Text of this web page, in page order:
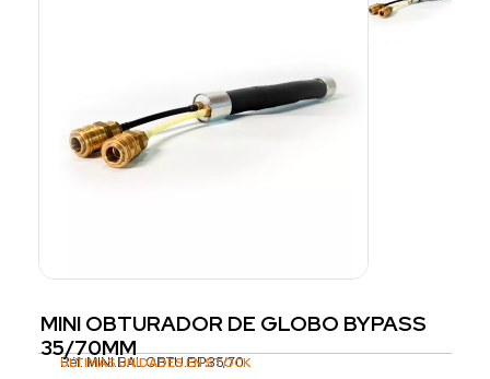
MINI OBTURADOR DE GLOBO BYPASS
35/70MM
Réf. MINI.BAL.OBTU.BP.35/70
ÚLTIMAS UNIDADES EN STOCK